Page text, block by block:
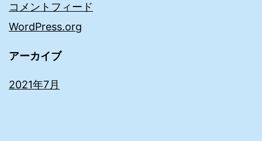
コメントフィード
WordPress.org
アーカイブ
2021年7月